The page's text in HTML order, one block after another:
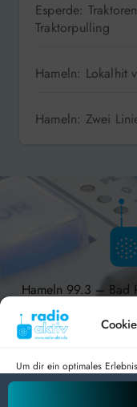
Um dir ein optimales
Cookies, um
Esperde:
Traktorpulling
Hameln: Lokalhit
Hameln: Zwei
Hameln 99.3 – Bad